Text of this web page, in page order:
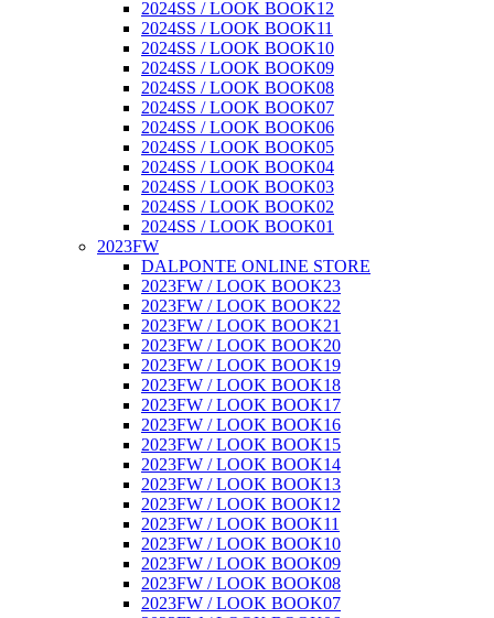
2024SS / LOOK BOOK12
2024SS / LOOK BOOK11
2024SS / LOOK BOOK10
2024SS / LOOK BOOK09
2024SS / LOOK BOOK08
2024SS / LOOK BOOK07
2024SS / LOOK BOOK06
2024SS / LOOK BOOK05
2024SS / LOOK BOOK04
2024SS / LOOK BOOK03
2024SS / LOOK BOOK02
2024SS / LOOK BOOK01
2023FW
DALPONTE ONLINE STORE
2023FW / LOOK BOOK23
2023FW / LOOK BOOK22
2023FW / LOOK BOOK21
2023FW / LOOK BOOK20
2023FW / LOOK BOOK19
2023FW / LOOK BOOK18
2023FW / LOOK BOOK17
2023FW / LOOK BOOK16
2023FW / LOOK BOOK15
2023FW / LOOK BOOK14
2023FW / LOOK BOOK13
2023FW / LOOK BOOK12
2023FW / LOOK BOOK11
2023FW / LOOK BOOK10
2023FW / LOOK BOOK09
2023FW / LOOK BOOK08
2023FW / LOOK BOOK07